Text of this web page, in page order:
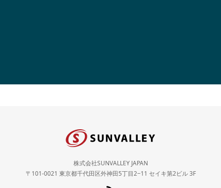
株式会社SUNVALLEY JAPAN
〒101-0021 東京都千代田区外神田5丁目2−11 セイキ第2ビル 3F